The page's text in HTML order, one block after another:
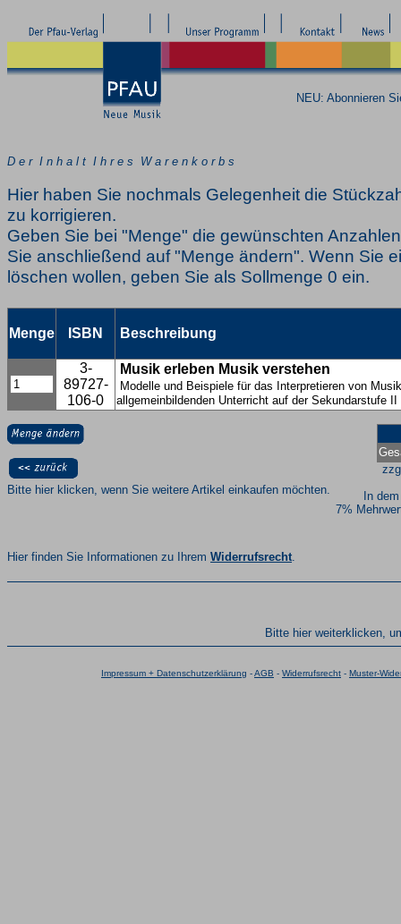
NEU: Abonnieren
D e r I n h a l t I h r e s W a r e n k o r b s
Hier haben Sie nochmals Gelegenheit die
zu korrigieren.
Geben Sie bei "Menge" die gewünschten
Sie anschließend auf "Menge ändern". Wenn Sie
löschen wollen, geben Sie als Sollmenge 0 ein.
Menge ISBN Beschreibung
3-
89727-
106-0
Musik erleben Musik verstehen
Modelle und Beispiele für das Interpretieren von
allgemeinbildenden Unterricht auf der Sekundarstufe II
In
7%
Bitte hier klicken, wenn Sie weitere Artikel einkaufen möchten.
Hier finden Sie Informationen zu Ihrem Widerrufsrecht.
Bitte hier weiterklicken,
Impressum + Datenschutzerklärung -AGB - Widerrufsrecht - Muster-